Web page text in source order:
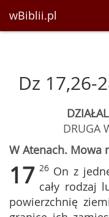
wBiblii.pl
Dz 17,26-
DRUGA
W Atenach. Mowa
17 26 On z
cały rodzaj
powierzchnię